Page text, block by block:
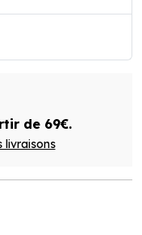
de 69€.
livraisons